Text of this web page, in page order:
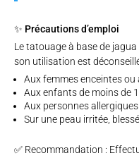
✨ Précautions d’emploi
Le tatouage à base de
son utilisation est
Aux femmes enceintes
Aux enfants de moins de
Aux personnes
Sur une peau irritée,
✅ Recommandation :